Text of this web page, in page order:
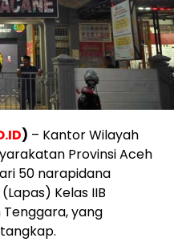
) – Kantor Wilayah
Provinsi Aceh
50 narapidana
Kelas IIB
yang